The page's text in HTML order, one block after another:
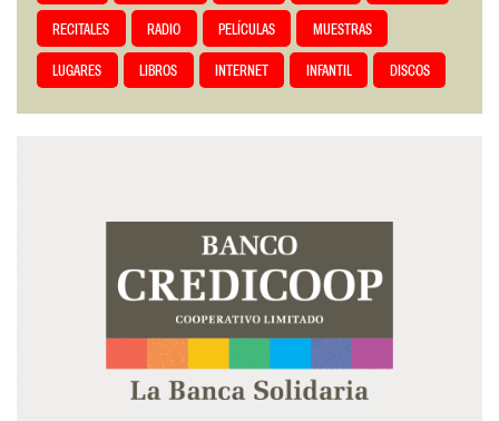
RECITALES RADIO PELÍCULAS MUESTRAS
LUGARES LIBROS INTERNET INFANTIL DISCOS